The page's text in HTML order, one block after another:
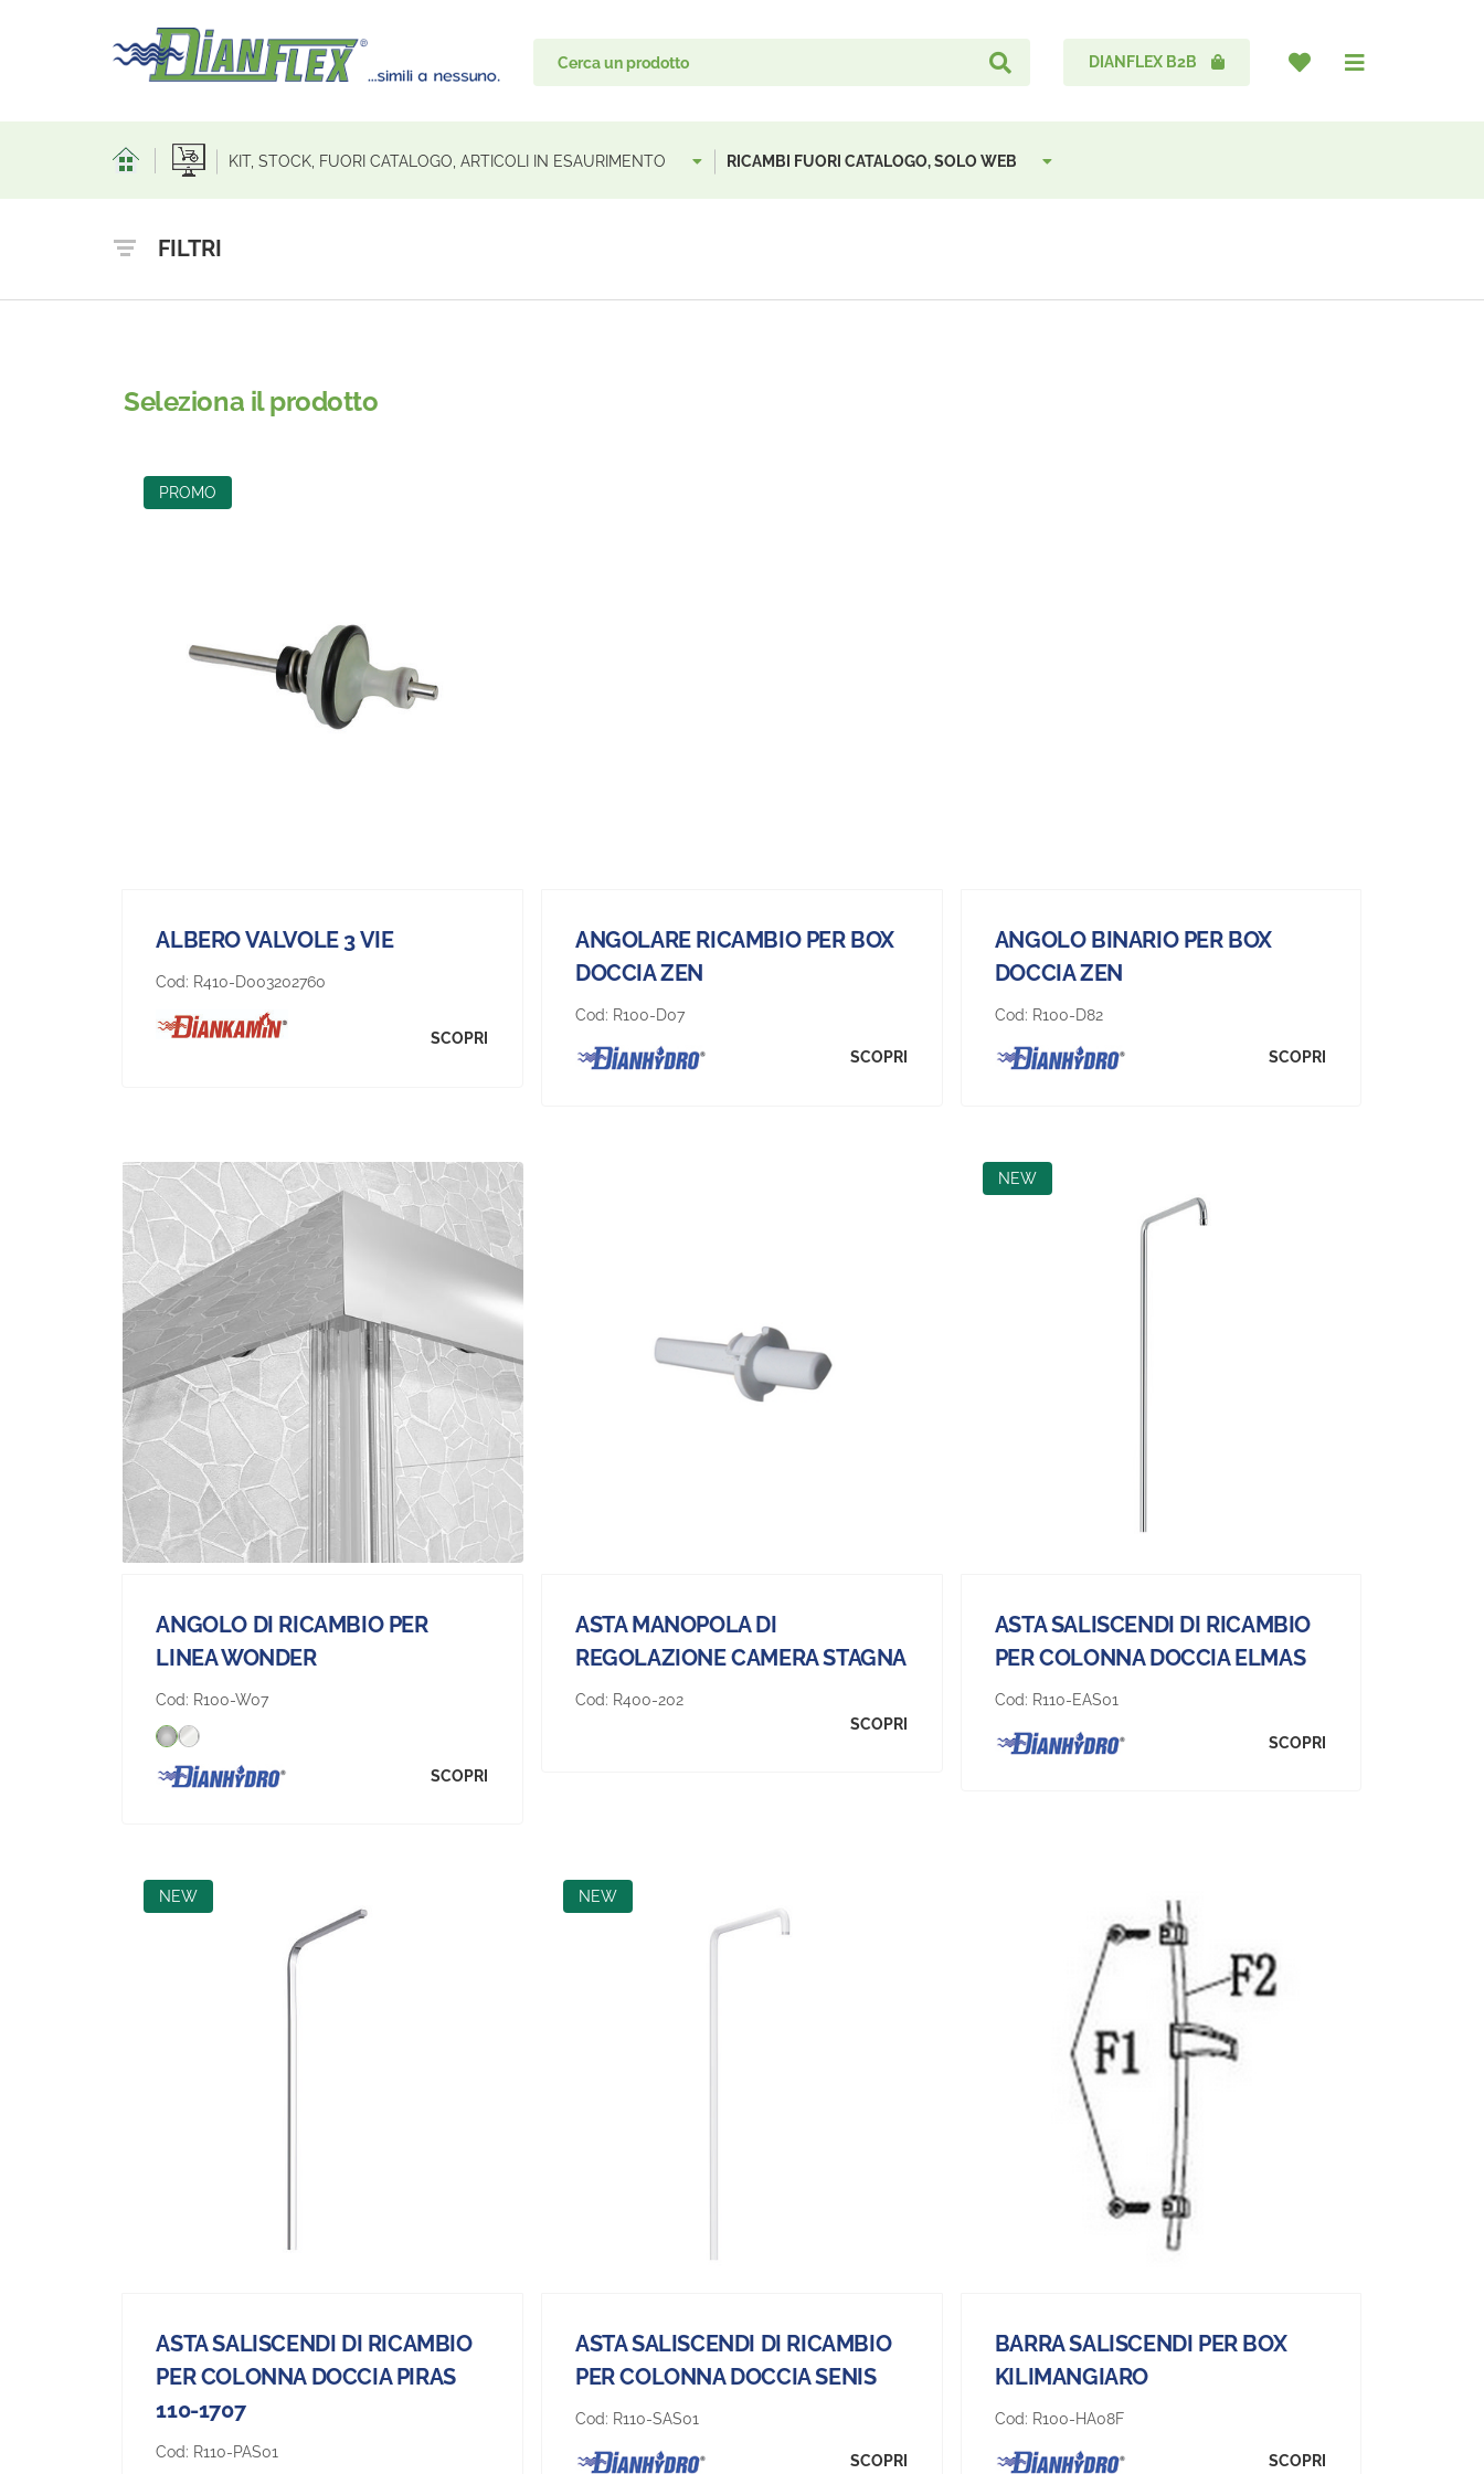
DIANFLEX B2B
KIT, STOCK, FUORI CATALOGO, ARTICOLI IN ESAURIMENTO RICAMBI FUORI CATALOGO, SOLO WEB
FILTRI
Seleziona il prodotto
PROMO
ALBERO VALVOLE 3 VIE
Cod: R410-D003202760
SCOPRI
ANGOLARE RICAMBIO PER BOX
DOCCIA ZEN
Cod: R100-D07
SCOPRI
ANGOLO BINARIO PER BOX
DOCCIA ZEN
Cod: R100-D82
SCOPRI
ANGOLO DI RICAMBIO PER
LINEA WONDER
Cod: R100-W07
SCOPRI
ASTA MANOPOLA DI
REGOLAZIONE CAMERA STAGNA
Cod: R400-202
SCOPRI
NEW
ASTA SALISCENDI DI RICAMBIO
PER COLONNA DOCCIA ELMAS
Cod: R110-EAS01
SCOPRI
NEW
ASTA SALISCENDI DI RICAMBIO
PER COLONNA DOCCIA PIRAS
110-1707
Cod: R110-PAS01
NEW
ASTA SALISCENDI DI RICAMBIO
PER COLONNA DOCCIA SENIS
Cod: R110-SAS01
SCOPRI
BARRA SALISCENDI PER BOX
KILIMANGIARO
Cod: R100-HA08F
SCOPRI